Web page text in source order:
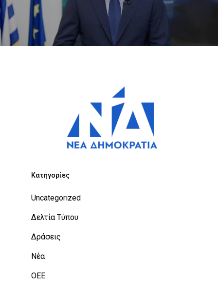
Kατηγορίες
Uncategorized
Δελτία Τύπου
Δράσεις
Νέα
ΟΕΕ